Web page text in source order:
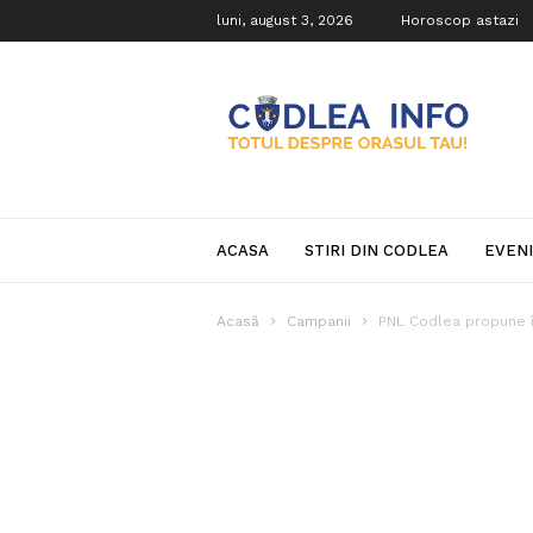
luni, august 3, 2026 Horoscop astazi
Info
ACASA STIRI DIN CODLEA
Acasă Campanii PNL Codlea